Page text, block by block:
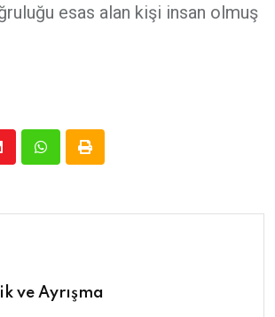
esas alan kişi insan olmuş
ve Ayrışma